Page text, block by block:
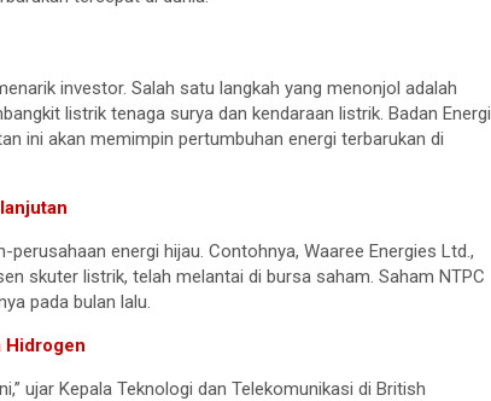
investor. Salah satu langkah yang menonjol adalah
listrik tenaga surya dan kendaraan listrik. Badan Energi
ini akan memimpin pertumbuhan energi terbarukan di
energi hijau. Contohnya, Waaree Energies Ltd.,
skuter listrik, telah melantai di bursa saham. Saham NTPC
pada bulan lalu.
Hidrogen
ujar Kepala Teknologi dan Telekomunikasi di British